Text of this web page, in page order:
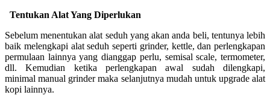
Tentukan Alat Yang Diperlukan
Sebelum menentukan alat seduh yang akan anda beli, tentunya lebih
baik melengkapi alat seduh seperti grinder, kettle, dan perlengkapan
permulaan lainnya yang dianggap perlu, semisal scale, termometer,
dll. Kemudian ketika perlengkapan awal sudah dilengkapi,
minimal manual grinder maka selanjutnya mudah untuk upgrade alat
kopi lainnya.